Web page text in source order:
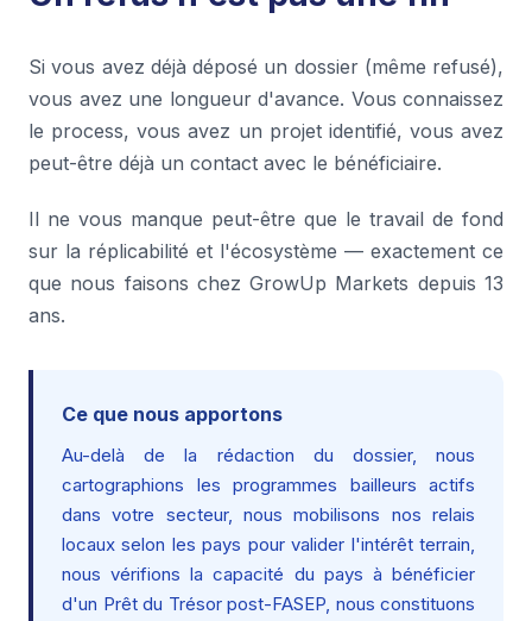
Si vous avez déjà déposé un dossier (même refusé),
vous avez une longueur d'avance. Vous connaissez
le process, vous avez un projet identifié, vous avez
peut-être déjà un contact avec le bénéficiaire.
Il ne vous manque peut-être que le travail de fond
sur la réplicabilité et l'écosystème — exactement ce
que nous faisons chez GrowUp Markets depuis 13
ans.
Ce que nous apportons
Au-delà de la rédaction du dossier, nous
cartographions les programmes bailleurs actifs
dans votre secteur, nous mobilisons nos relais
locaux selon les pays pour valider l'intérêt terrain,
nous vérifions la capacité du pays à bénéficier
d'un Prêt du Trésor post-FASEP, nous constituons